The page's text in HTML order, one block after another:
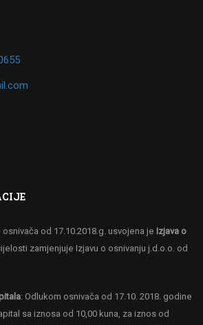
osnivača od 17.10.2018.g. usvojena je Izjava o
zamjenjuje Izjavu o osnivanju j.d.o.o. od
: Odlukom osnivača od 17.10. 2018. godine
sa iznosa od 10,00 kuna, za iznos od